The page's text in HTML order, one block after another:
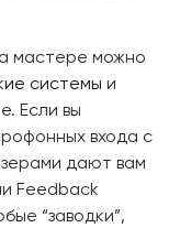
мастере можно
системы и
Если вы
входа с
дают вам
Feedback
“заводки”,